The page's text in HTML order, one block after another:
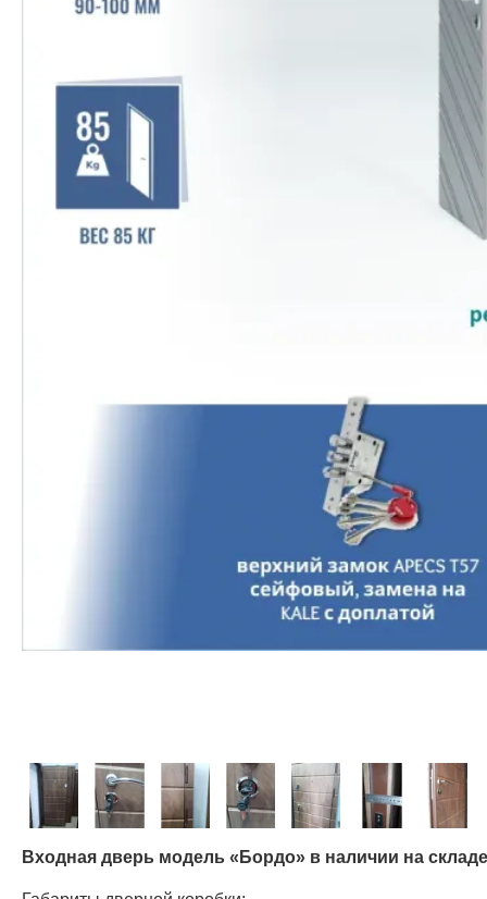
Входная дверь модель «Бордо» в наличии на